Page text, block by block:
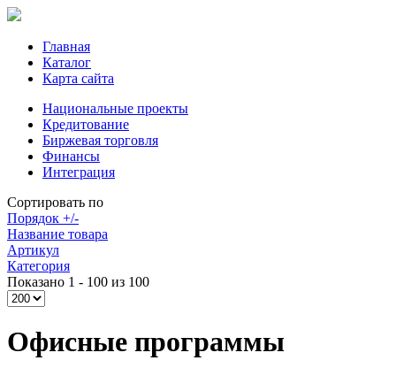
Главная
Каталог
Карта сайта
Национальные проекты
Кредитование
Биржевая торговля
Финансы
Интеграция
Сортировать по
Порядок +/-
Название товара
Артикул
Категория
Показано 1 - 100 из 100
Офисные программы